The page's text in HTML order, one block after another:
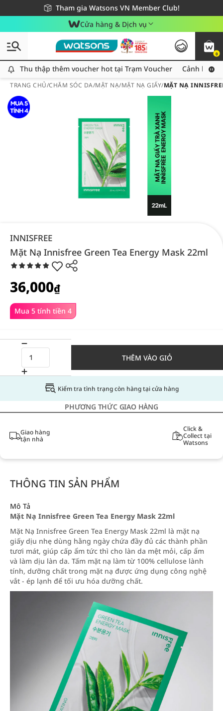
Tham gia Watsons VN Member Club!
Miễn phí giao hàng cho đơn hàng từ 249,000Đ
Giao hàng nhanh 24h - Áp dụng khu vực TP. Hồ Chí Minh
Cửa hàng & Dịch vụ
0
Thu thập thêm voucher hot tại Trạm Voucher
Thu thập thêm voucher hot tại Trạm Voucher Cảnh báo
TRANG CHỦ/CHĂM SÓC DA/MẶT NẠ/MẶT NẠ GIẤY/MẶT NẠ
INNISFREE
Mặt Nạ Innisfree Green Tea Energy Mask 22ml
Mua 5 tính tiền 4
36,000₫
THÊM VÀO GIỎ
Kiểm tra tình trạng còn hàng tại cửa hàng
PHƯƠNG THỨC GIAO HÀNG
Giao hàng
tận nhà
Click &
Collect tại
Watsons
THÔNG TIN SẢN PHẨM
Mô Tả
Mặt Nạ Innisfree Green Tea Energy Mask 22ml
Mặt Nạ Innisfree Green Tea Energy Mask 22ml là mặt nạ
giấy dịu nhẹ dùng hằng ngày chứa đầy đủ các thành phần
tươi mát, giúp cấp ẩm tức thì cho làn da mệt mỏi, cấp ẩm
và làm dịu làn da. Tấm mặt nạ làm từ 100% cellulose lành
tính, dưỡng chất trong mặt nạ được ứng dụng công nghệ
vắt - ép lạnh để tối ưu hóa dưỡng chất.